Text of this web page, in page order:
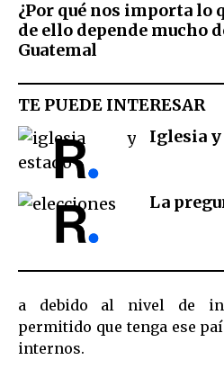
¿Por qué nos importa lo
de ello depende mucho
Guatemal
TE PUEDE INTERESAR
Iglesia y
La
a debido al nivel de
permitido que tenga ese
internos.